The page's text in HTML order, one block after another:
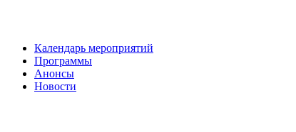
Календарь мероприятий
Программы
Анонсы
Новости